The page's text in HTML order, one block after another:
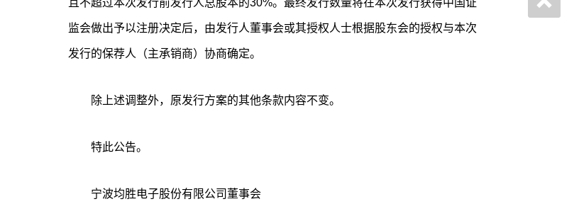
且不超过本次发行前发行人总股本的30%。最终发行数量将在本次发行获得中国证
监会做出予以注册决定后，由发行人董事会或其授权人士根据股东会的授权与本次
发行的保荐人（主承销商）协商确定。
除上述调整外，原发行方案的其他条款内容不变。
特此公告。
宁波均胜电子股份有限公司董事会